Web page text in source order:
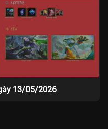
13/05/2026